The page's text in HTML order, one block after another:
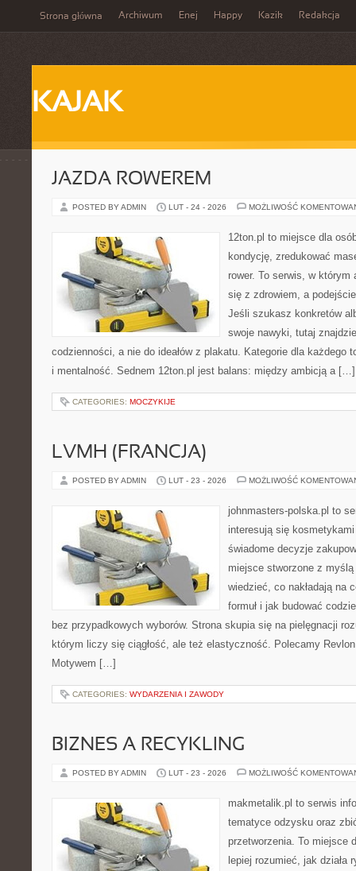
Strona główna Archiwum Enej Happy Kazik Redakcja
KAJAK
JAZDA ROWEREM
POSTED BY ADMIN LUT - 24 - 2026 MOŻLIWOŚĆ
12ton.pl to miejsce dla
kondycję, zredukować
rower. To serwis, w
się z zdrowiem, a
Jeśli szukasz konkretów
swoje nawyki, tutaj
codzienności, a nie do ideałów z plakatu. Kategorie dla każdego
i mentalność. Sednem 12ton.pl jest balans: między ambicją a […]
CATEGORIES: MOCZYKIJE
LVMH (FRANCJA)
POSTED BY ADMIN LUT - 23 - 2026 MOŻLIWOŚĆ
johnmasters-polska.pl to
interesują się
świadome decyzje
miejsce stworzone z
wiedzieć, co nakładają na
formuł i jak budować
bez przypadkowych wyborów. Strona skupia się na pielęgnacji
którym liczy się ciągłość, ale też elastyczność. Polecamy
Motywem […]
CATEGORIES: WYDARZENIA I ZAWODY
BIZNES A RECYKLING
POSTED BY ADMIN LUT - 23 - 2026 MOŻLIWOŚĆ
makmetalik.pl to serwis
tematyce odzysku oraz
przetworzenia. To miejsce
lepiej rozumieć, jak działa